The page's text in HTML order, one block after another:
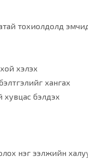
тохиолдолд
хэлэх
хангах
хувцас бэлдэх
нэг ээлжийн